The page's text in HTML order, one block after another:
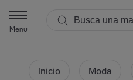
Menu
Inicio Moda